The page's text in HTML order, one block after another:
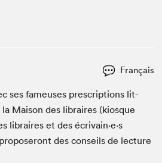
Français
ses fameuses pre­scrip­tions lit­
Mai­son des libraires (kiosque
libraires et des écrivain·e·s
pro­poseront des con­seils de lec­ture